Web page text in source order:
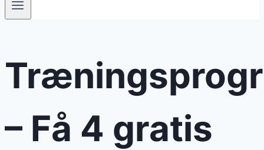
– Få 4 gratis